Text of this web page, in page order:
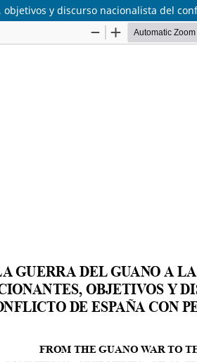
y discurso nacionalista del